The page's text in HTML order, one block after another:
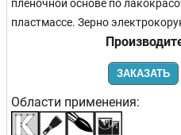
пленочной основе по
пластмассе. Зерно
ЗАКАЗАТЬ
Области применения: